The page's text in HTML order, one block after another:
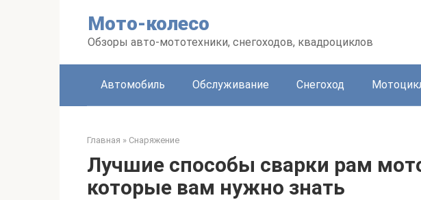
Мото-колесо
Обзоры авто-мототехники, снегоходов, квадроциклов
Автомобиль Обслуживание Снегоход
Главная » Снаряжение
Лучшие способы сварки рам
которые вам нужно знать